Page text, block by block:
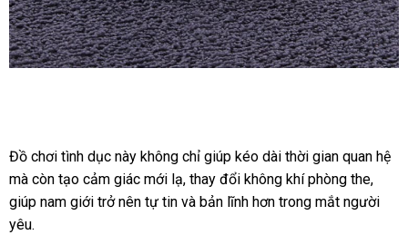
Đeo
Dương
Vật
Quan
Đồ chơi tình dục này không chỉ giúp kéo dài thời gian quan hệ
mà còn tạo cảm giác mới lạxách
tay
, thay đổi không khí phòng theMỹ
,
giúp nam giới trở nên tự tin nhập
và bản lĩnh hơn trong mắt người
yêu.